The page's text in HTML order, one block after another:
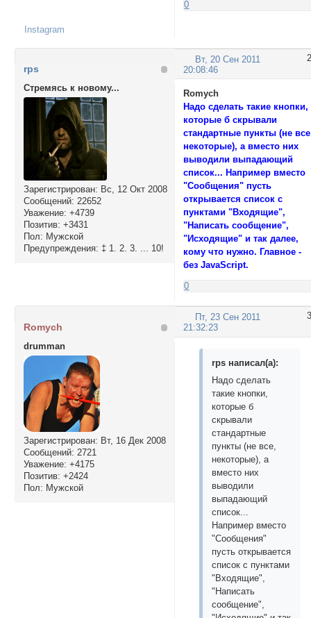
  color: #fff;
}
#pun-navlinks ul
background:
  color: #ffcc33;
text-
font-weight:
}
</style>
0
Instagram
2
Вт, 20 Сен 2011
20:08:46
rps
Стремясь к новому...
Зарегистрирован: Вс, 12 Окт 2008
Сообщений: 22652
Уважение: +4739
Позитив: +3431
Пол: Мужской
Предупреждения: ‡ 1. 2. 3. ... 10!
Romych
Надо сделать такие кнопки,
которые б скрывали
стандартные пункты (не
некоторые), а вместо них
выводили выпадающий
список... Например вместо
"Сообщения" пусть
открывается список с
пунктами "Входящие",
"Написать сообщение",
"Исходящие" и так далее,
кому что нужно. Главное -
без JavaScript.
0
3
Пт, 23 Сен 2011
21:32:23
Romych
drumman
Зарегистрирован: Вт, 16 Дек 2008
Сообщений: 2721
Уважение: +4175
Позитив: +2424
Пол: Мужской
rps написал(а):
Надо сделать
такие кнопки,
которые б
скрывали
стандартные
пункты (не все,
некоторые), а
вместо них
выводили
выпадающий
список...
Например вместо
"Сообщения"
пусть открывается
список с пунктами
"Входящие",
"Написать
сообщение",